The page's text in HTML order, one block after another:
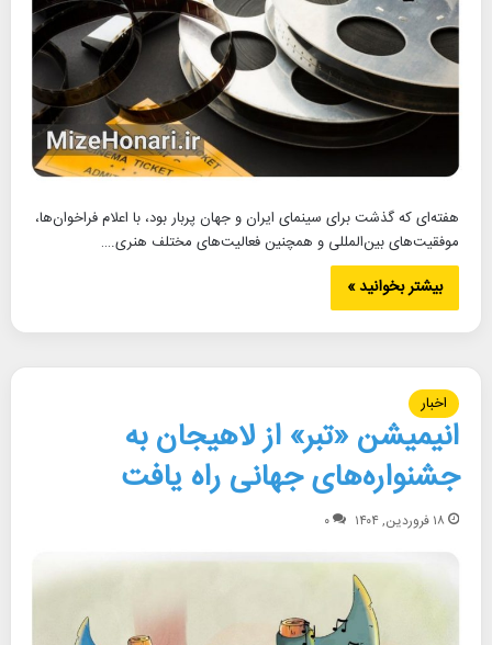
هفته‌ای که گذشت برای سینمای ایران و جهان پربار بود، با اعلام فراخوان‌ها،
موفقیت‌های بین‌المللی و همچنین فعالیت‌های مختلف هنری.…
بیشتر بخوانید »
اخبار
انیمیشن «تبر» از لاهیجان به
جشنواره‌های جهانی راه یافت
۱۸ فروردین, ۱۴۰۴ ۰